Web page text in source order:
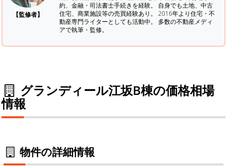
【監修者】
約、金融・司法書士手続きを経験。 自身でも土地、中古
住宅、商業施設等の売買経験あり。 2016年より住宅・不
動産専門ライターとしても活動中。 多数の不動産メディ
アで執筆・監修。
グランディール江坂B棟の価格相場
情報
物件の詳細情報